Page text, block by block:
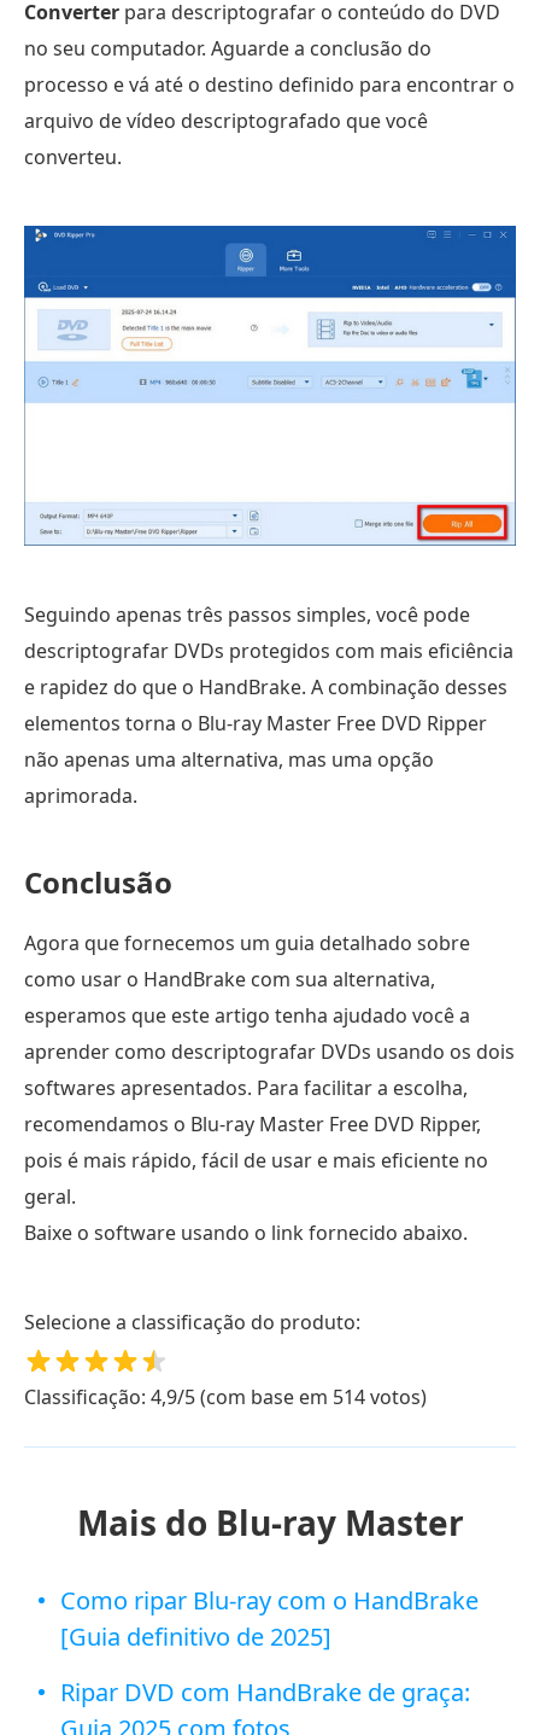
Converter para descriptografar o conteúdo do DVD
no seu computador. Aguarde a conclusão do
processo e vá até o destino definido para encontrar o
arquivo de vídeo descriptografado que você
converteu.
Seguindo apenas três passos simples, você pode
descriptografar DVDs protegidos com mais eficiência
e rapidez do que o HandBrake. A combinação desses
elementos torna o Blu-ray Master Free DVD Ripper
não apenas uma alternativa, mas uma opção
aprimorada.
Conclusão
Agora que fornecemos um guia detalhado sobre
como usar o HandBrake com sua alternativa,
esperamos que este artigo tenha ajudado você a
aprender como descriptografar DVDs usando os dois
softwares apresentados. Para facilitar a escolha,
recomendamos o Blu-ray Master Free DVD Ripper,
pois é mais rápido, fácil de usar e mais eficiente no
geral.
Baixe o software usando o link fornecido abaixo.
Selecione a classificação do produto:
Classificação: 4,9/5 (com base em 514 votos)
Mais do Blu-ray Master
Como ripar Blu-ray com o HandBrake
[Guia definitivo de 2025]
Ripar DVD com HandBrake de graça:
Guia 2025 com fotos